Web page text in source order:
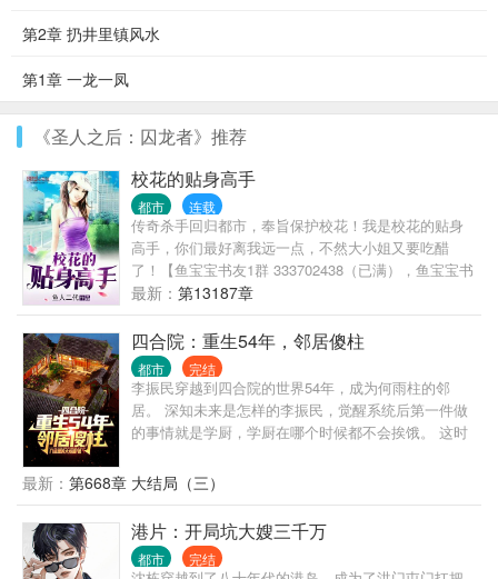
第2章 扔井里镇风水
第1章 一龙一凤
《圣人之后：囚龙者》推荐
校花的贴身高手
都市 连载
传奇杀手回归都市，奉旨保护校花！我是校花的贴身
高手，你们最好离我远一点，不然大小姐又要吃醋
了！【鱼宝宝书友1群 333702438（已满），鱼宝宝书
友2群 417723151】
最新： 第13187章
四合院：重生54年，邻居傻柱
都市 完结
李振民穿越到四合院的世界54年，成为何雨柱的邻
居。 深知未来是怎样的李振民，觉醒系统后第一件做
的事情就是学厨，学厨在哪个时候都不会挨饿。 这时
后面叫哥。 许大茂也没未来的那么坏，缠着李振民要
做徒弟。 二大爷的大儿子刘光齐也还在大院，上高
中，对李振民那是一个崇拜。 李振民一路高升，进
厂，食堂主任，后勤主任，副厂长.... 易中海在贾东旭
死后转移养老索取对象？ 秦淮茹想吸血？ 李振
最新： 第668章 大结局（三）
港片：开局坑大嫂三千万
都市 完结